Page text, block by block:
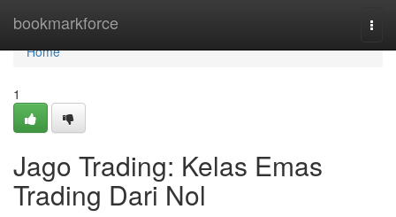
bookmarkforce
Home
Home
1
Jago Trading: Kelas Emas
Trading Dari Nol